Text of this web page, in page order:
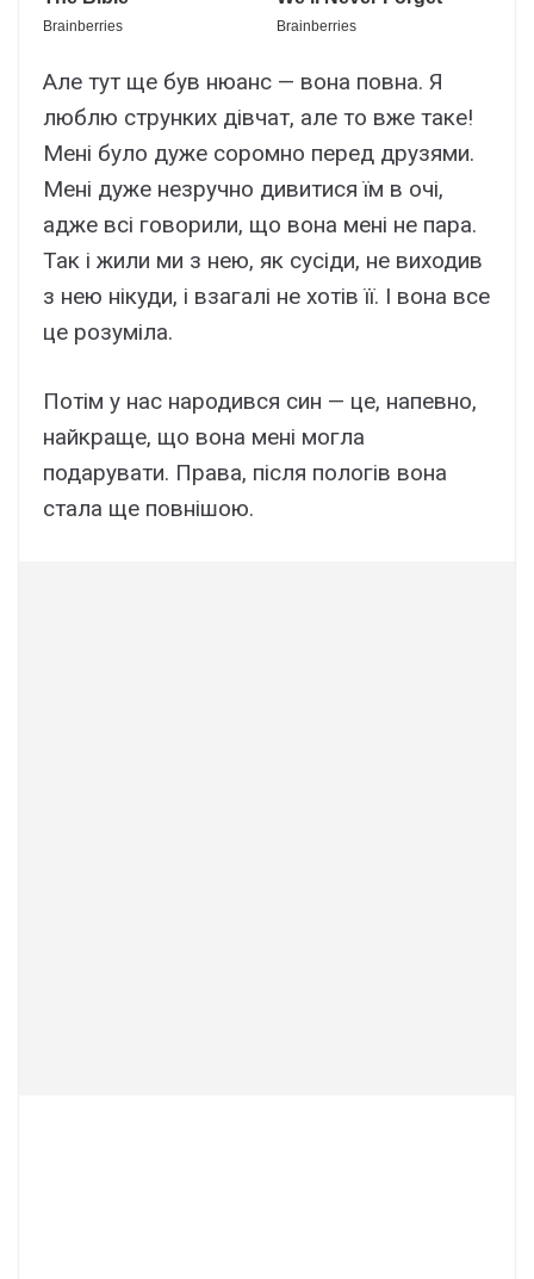
Але тут ще був нюанс — вона повна. Я
люблю струнких дівчат, але то вже таке!
Мені було дуже соромно перед друзями.
Мені дуже незручно дивитися їм в очі,
адже всі говорили, що вона мені не пара.
Так і жили ми з нею, як сусіди, не виходив
з нею нікуди, і взагалі не хотів її. І вона все
це розуміла.
Потім у нас народився син — це, напевно,
найкраще, що вона мені могла
подарувати. Права, після пологів вона
стала ще повнішою.